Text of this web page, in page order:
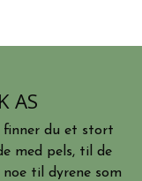
AS
finner du et stort
med pels, til de
til dyrene som